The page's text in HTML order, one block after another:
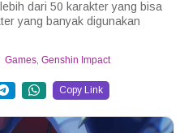
dari 50 karakter yang bisa
yang banyak digunakan
Games, Genshin Impact
Copy Link